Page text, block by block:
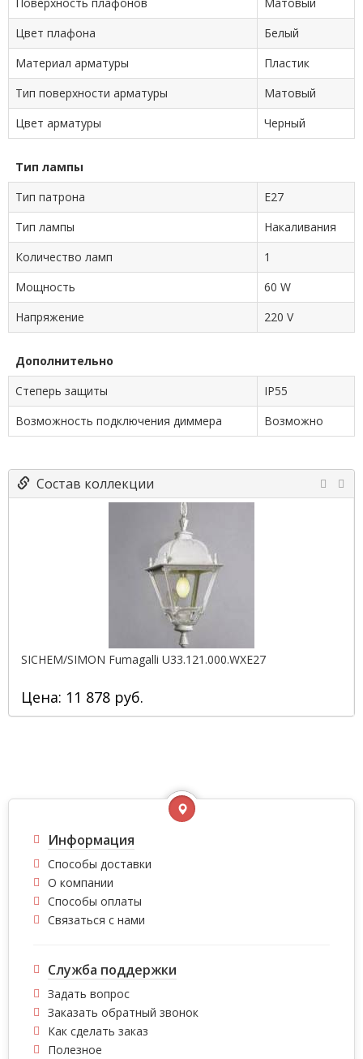
Цвет плафона
Белый
Материал арматуры
Пластик
Тип поверхности арматуры
Матовый
Цвет арматуры
Черный
Тип лампы
Тип патрона
Е27
Тип лампы
Накаливания
Количество ламп
1
Мощность
60 W
Напряжение
220 V
Дополнительно
Степерь защиты
IP55
Возможность подключения диммера
Возможно
Состав коллекции
SICHEM/SIMON Fumagalli U33.121.000.WXE27
Цена: 11 878 руб.
Информация
Способы доставки
О компании
Способы оплаты
Связаться с нами
Служба поддержки
Задать вопрос
Заказать обратный звонок
Как сделать заказ
Полезное